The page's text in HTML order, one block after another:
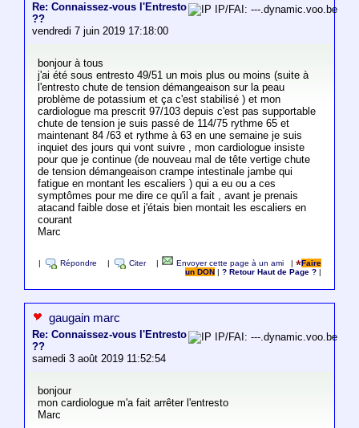
Re: Connaissez-vous l'Entresto
??
vendredi 7 juin 2019 17:18:00
IP/FAI: ---.dynamic.voo.be
bonjour à tous
j'ai été sous entresto 49/51 un mois plus ou moins (suite à
l'entresto chute de tension démangeaison sur la peau
problème de potassium et ça c'est stabilisé ) et mon
cardiologue ma prescrit 97/103 depuis c'est pas supportable
chute de tension je suis passé de 114/75 rythme 65 et
maintenant 84 /63 et rythme à 63 en une semaine je suis
inquiet des jours qui vont suivre , mon cardiologue insiste
pour que je continue (de nouveau mal de tête vertige chute
de tension démangeaison crampe intestinale jambe qui
fatigue en montant les escaliers ) qui a eu ou a ces
symptômes pour me dire ce qu'il a fait , avant je prenais
atacand faible dose et j'étais bien montait les escaliers en
courant
Marc
Répondre Citer Envoyer cette page à un ami |
Faire
un DON
|? Retour Haut de Page ?
gaugain marc
Re: Connaissez-vous l'Entresto
??
samedi 3 août 2019 11:52:54
IP/FAI: ---.dynamic.voo.be
bonjour
mon cardiologue m'a fait arrêter l'entresto
Marc